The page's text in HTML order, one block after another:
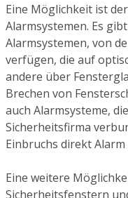
Eine Möglichkeit ist
Alarmsystemen. Es
Alarmsystemen, von
verfügen, die auf
andere über
Brechen von
auch Alarmsysteme,
Sicherheitsfirma
Einbruchs direkt Alarm
Eine weitere
Sicherheitsfenstern